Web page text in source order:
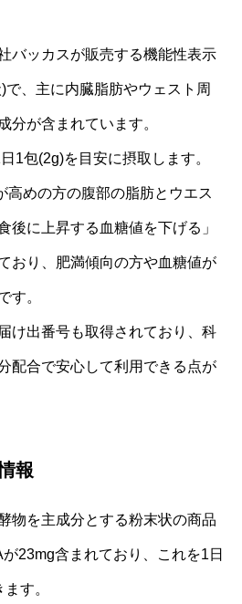
バッカスが販売する機能性表示
、主に内臓脂肪やウェスト周
分が含まれています。
1包(2g)を目安に摂取します。
高めの方の腹部の脂肪とウエス
後に上昇する血糖値を下げる」
おり、肥満傾向の方や血糖値が
す。
け出番号も取得されており、科
配合で安心して利用できる点が
報
物を主成分とする粉末状の商品
23mg含まれており、これを1日
す。